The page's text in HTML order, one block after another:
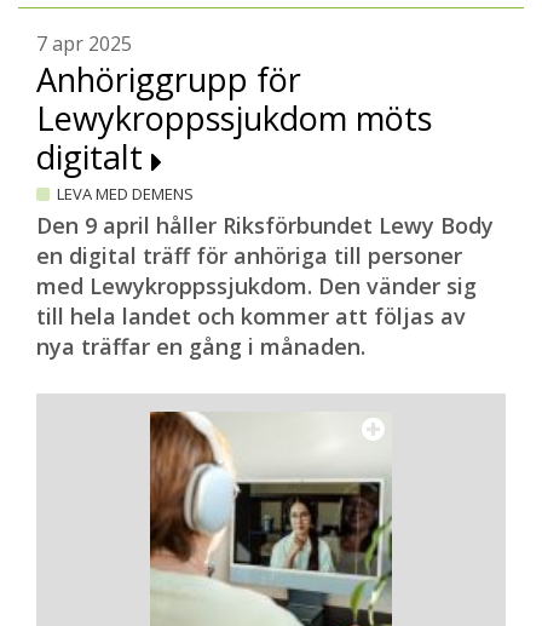
7 apr 2025
Anhöriggrupp för
Lewykroppssjukdom möts
digitalt
LEVA MED DEMENS
Den 9 april håller Riksförbundet Lewy Body
en digital träff för anhöriga till personer
med Lewykroppssjukdom. Den vänder sig
till hela landet och kommer att följas av
nya träffar en gång i månaden.